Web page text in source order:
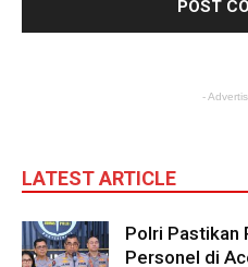
-
LATEST ARTICLE
Polri Pastikan
Personel di